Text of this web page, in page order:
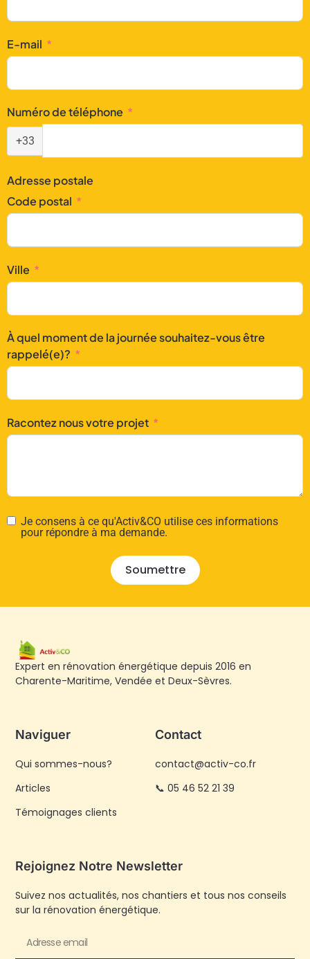
E-mail
Numéro de téléphone
+33
Adresse postale
Code postal
Ville
À quel moment de la journée souhaitez-vous être
rappelé(e)?
Racontez nous votre projet
Je consens à ce qu'Activ&CO utilise ces informations
pour répondre à ma demande.
Soumettre
Expert en rénovation énergétique depuis 2016 en
Charente-Maritime, Vendée et Deux-Sèvres.
Naviguer
Qui sommes-nous?
Articles
Témoignages clients
Contact
contact@activ-co.fr
📞 05 46 52 21 39
Rejoignez Notre Newsletter
Suivez nos actualités, nos chantiers et tous nos conseils
sur la rénovation énergétique.